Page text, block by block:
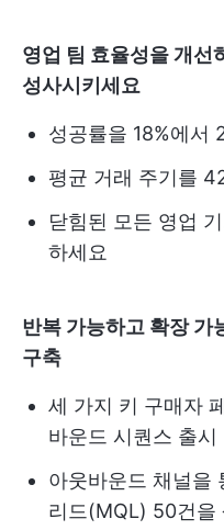
영업 팀 효율성을 개선
성사시키세요
성공률을 18%에서
평균 거래 주기를
닫힘된 모든 영업
하세요
반복 가능하고 확장 가
구축
세 가지 키 구매자
바운드 시퀀스 출시
아웃바운드 채널을
리드(MQL) 50건을